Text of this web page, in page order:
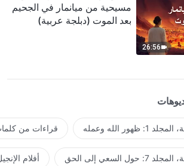
26:56
مسيحية من ميانمار في الجحيم
بعد الموت (دبلجة عربية)
الله وعمله قراءات من
السعي إلى الحق أفلام